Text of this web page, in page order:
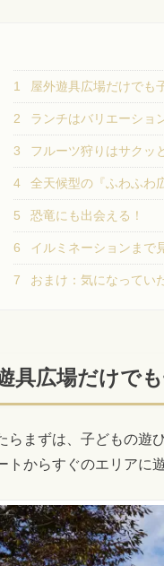
1 屋外遊具広場だけでも
2 ランチはバリエーショ
3 フルーツ狩りはサクッ
4 全天候型の『ふわふわ
5 恐竜にも出会える！
6 イルミネーションまで
7 おまけ：気になってい
具広場だけで
らまずは、子どもの遊
トからすぐのエリアに